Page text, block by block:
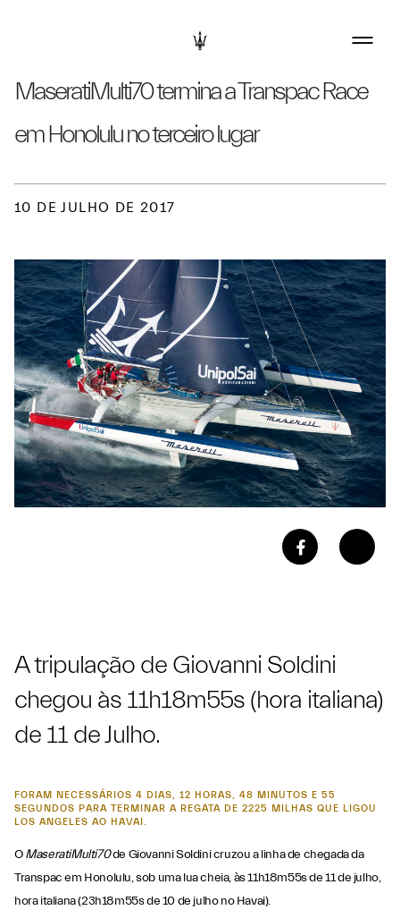
MaseratiMulti70 termina a Transpac Race
em Honolulu no terceiro lugar
10 DE JULHO DE 2017
A tripulação de Giovanni Soldini
chegou às 11h18m55s (hora italiana)
de 11 de Julho.
FORAM NECESSÁRIOS 4 DIAS, 12 HORAS, 48 MINUTOS E 55
SEGUNDOS PARA TERMINAR A REGATA DE 2225 MILHAS QUE LIGOU
LOS ANGELES AO HAVAI.
OMaseratiMulti70de Giovanni Soldini cruzou a linha de chegada da
Transpac em Honolulu, sob uma lua cheia, às 11h18m55s de 11 de julho,
hora italiana (23h18m55s de 10 de julho no Havai).